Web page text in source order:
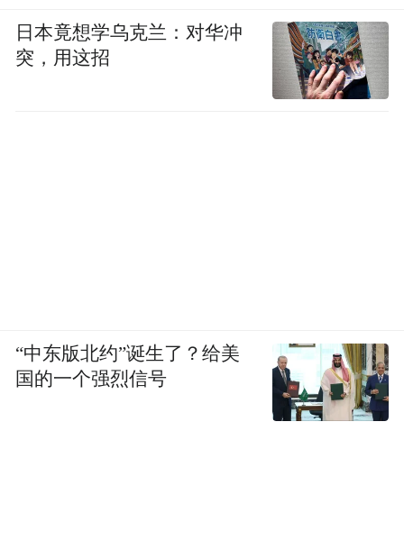
未成年人性侵案件时，能引入未成年人性侵
犯罪的专业人士、儿童心理专业人士等综合
判断。同时，她希望警方、司法机关办案时
日本竟想学乌克兰：对华冲
突，用这招
“中东版北约”诞生了？给美
国的一个强烈信号